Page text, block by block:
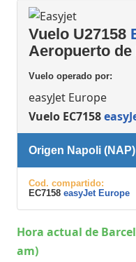
Vuelo U27158
Aeropuerto
Vuelo operado por:
easyJet Europe
Vuelo EC7158
Origen Napoli
Cod. compartido:
EC7158 easyJet Europe
Hora actual de
am)